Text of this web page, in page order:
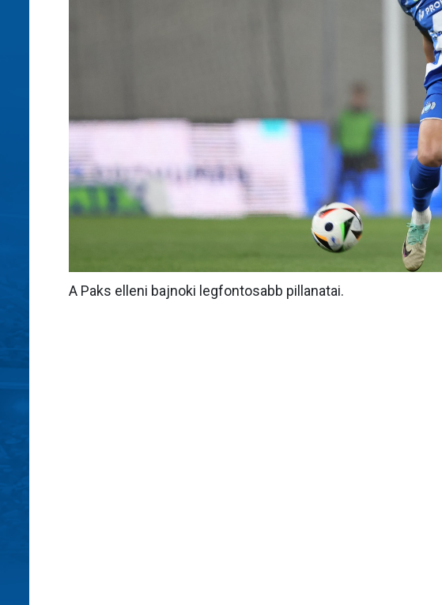
A Paks elleni bajnoki legfontosabb pillanatai.